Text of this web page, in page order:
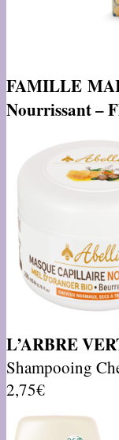
FAMILLE
Nourrissant –
L’ARBRE
Shampooing
2,75€